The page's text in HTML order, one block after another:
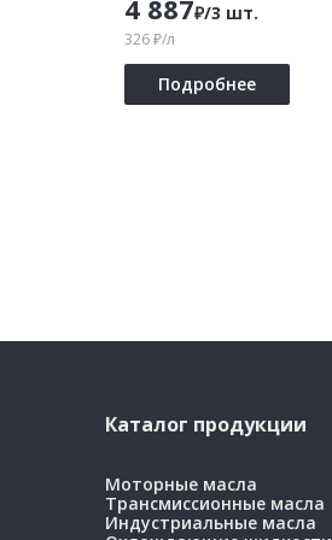
4 887₽/3 шт.
326 ₽/л
Подробнее
Каталог продукции
Моторные масла
Трансмиссионные масла
Индустриальные масла